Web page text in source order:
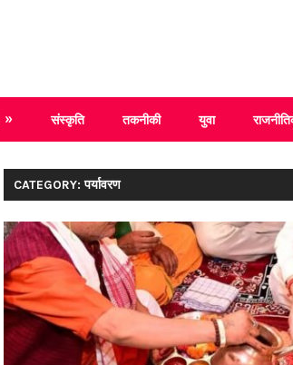
संस्कृति तकनीकी युवा
CATEGORY: पर्यावरण